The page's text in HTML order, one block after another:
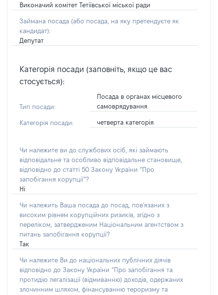
Виконачий комітет Тетіївської міської ради
Займана посада (або посада, на яку претендуєте як
кандидат):
Депутат
Категорія посади (заповніть, якщо це вас
стосується):
Тип посади:
Посада в органах місцевого
самоврядування
Категорія посади: четверта категорія
Чи належите ви до службових осіб, які займають
відповідальне та особливо відповідальне становище,
відповідно до статті 50 Закону України “Про
запобігання корупції”?
Ні
Чи належить Ваша посада до посад, пов'язаних з
високим рівнем корупційних ризиків, згідно з
переліком, затвердженим Національним агентством з
питань запобігання корупції?
Так
Чи належите Ви до національних публічних діячів
відповідно до Закону України “Про запобігання та
протидію легалізації (відмиванню) доходів, одержаних
злочинним шляхом, фінансуванню тероризму та